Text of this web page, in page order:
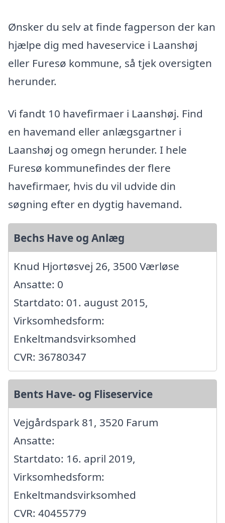
Ønsker du selv at finde fagperson der kan
hjælpe dig med haveservice i Laanshøj
eller Furesø kommune, så tjek oversigten
herunder.
Vi fandt 10 havefirmaer i Laanshøj. Find
en havemand eller anlægsgartner i
Laanshøj og omegn herunder. I hele
Furesø kommunefindes der flere
havefirmaer, hvis du vil udvide din
søgning efter en dygtig havemand.
Bechs Have og Anlæg
Knud Hjortøsvej 26, 3500 Værløse
Ansatte: 0
Startdato: 01. august 2015,
Virksomhedsform:
Enkeltmandsvirksomhed
CVR: 36780347
Bents Have- og Fliseservice
Vejgårdspark 81, 3520 Farum
Ansatte:
Startdato: 16. april 2019,
Virksomhedsform:
Enkeltmandsvirksomhed
CVR: 40455779